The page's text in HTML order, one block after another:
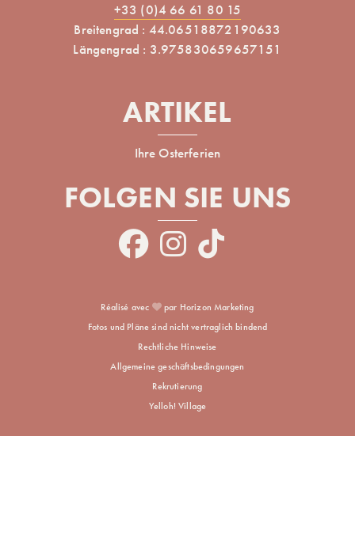
+33 (0)4 66 61 80 15
Breitengrad : 44.06518872190633
Längengrad : 3.975830659657151
ARTIKEL
Ihre Osterferien
FOLGEN SIE UNS
Réalisé avec
par Horizon Marketing
Fotos und Pläne sind nicht vertraglich bindend
Rechtliche Hinweise
Allgemeine geschäftsbedingungen
Rekrutierung
Yelloh! Village